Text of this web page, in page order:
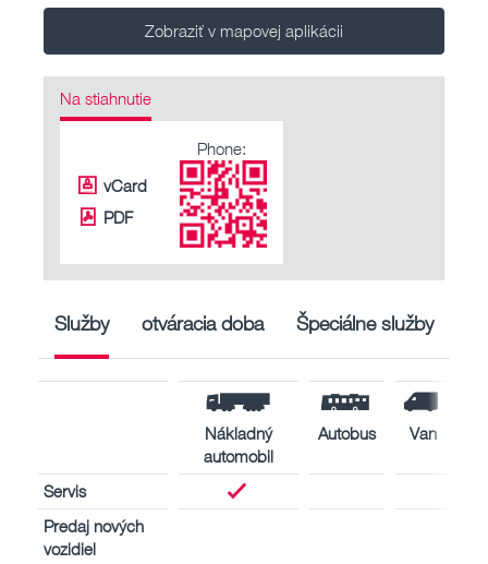
Zobraziť v mapovej aplikácii
Na stiahnutie
vCard
PDF
Phone:
Služby otváracia doba Špeciálne služby
Nákladný
automobil
Autobus Van
Servis
Predaj nových
vozidiel